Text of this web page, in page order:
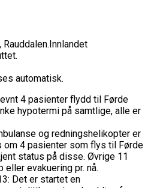
Innlandet
automatisk.
4 pasienter flydd til Førde
hypotermi på samtlige, alle er
og redningshelikopter er
om 4 pasienter som flys til Førde
status på disse. Øvrige 11
evakuering pr. nå.
Det er startet en